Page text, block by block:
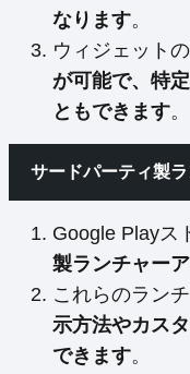
なります。
ウィジェット
が可能で、特
ともできます。
サードパーティ製
Google Playス
製ランチャー
これらのラン
示方法やカス
できます。